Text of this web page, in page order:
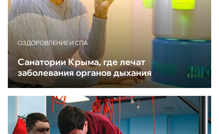
ОЗДОРОВЛЕНИЕ И СПА
Санатории Крыма, где лечат
заболевания органов дыхания